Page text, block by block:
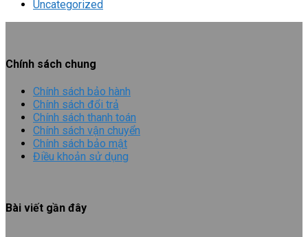
Uncategorized
Chính sách chung
Chính sách bảo hành
Chính sách đổi trả
Chính sách thanh toán
Chính sách vận chuyển
Chính sách bảo mật
Điều khoản sử dụng
Bài viết gần đây